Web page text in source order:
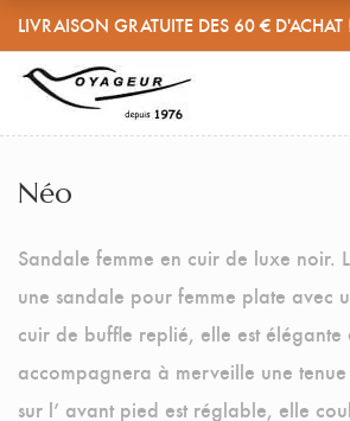
L’ATELIER
MES CUIRS
MEDIAS
CONTACT
SANDALES CUIR REGLABLES
Grande taille femme
Pieds larges
Accessoires
PETITE MAROQUINERIE
Porte clés
Range câbles
LIVRAISON GRATUITE DES 60 € D'ACHAT
Néo
Sandale femme en cuir de luxe noir.
une sandale pour femme plate avec
cuir de buffle replié, elle est
accompagnera à merveille une
sur l’ avant pied est réglable, elle